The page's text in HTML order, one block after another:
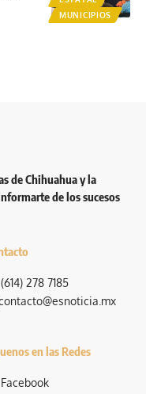
MUNICIPIOS
de Chihuahua y la
de los sucesos
(614) 278 7185
en las Redes
Facebook